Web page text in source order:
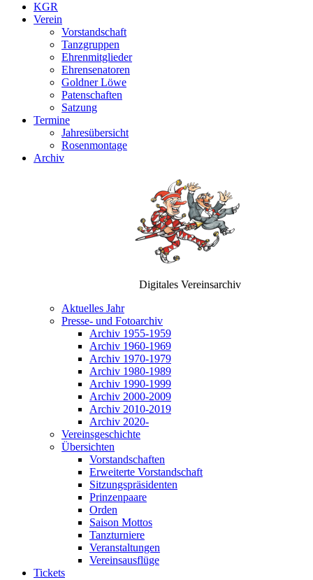
KGR
Verein
Vorstandschaft
Tanzgruppen
Ehrenmitglieder
Ehrensenatoren
Goldner Löwe
Patenschaften
Satzung
Termine
Jahresübersicht
Rosenmontage
Archiv
Digitales Vereinsarchiv
Aktuelles Jahr
Presse- und Fotoarchiv
Archiv 1955-1959
Archiv 1960-1969
Archiv 1970-1979
Archiv 1980-1989
Archiv 1990-1999
Archiv 2000-2009
Archiv 2010-2019
Archiv 2020-
Vereinsgeschichte
Übersichten
Vorstandschaften
Erweiterte Vorstandschaft
Sitzungspräsidenten
Prinzenpaare
Orden
Saison Mottos
Tanzturniere
Veranstaltungen
Vereinsausflüge
Tickets